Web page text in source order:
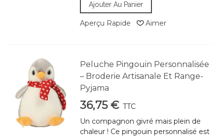
Ajouter Au Panier
Aperçu Rapide Aimer
Peluche Pingouin Personnalisée
– Broderie Artisanale Et Range-
Pyjama
36,75 € TTC
Un compagnon givré mais plein de
chaleur ! Ce pingouin personnalisé est